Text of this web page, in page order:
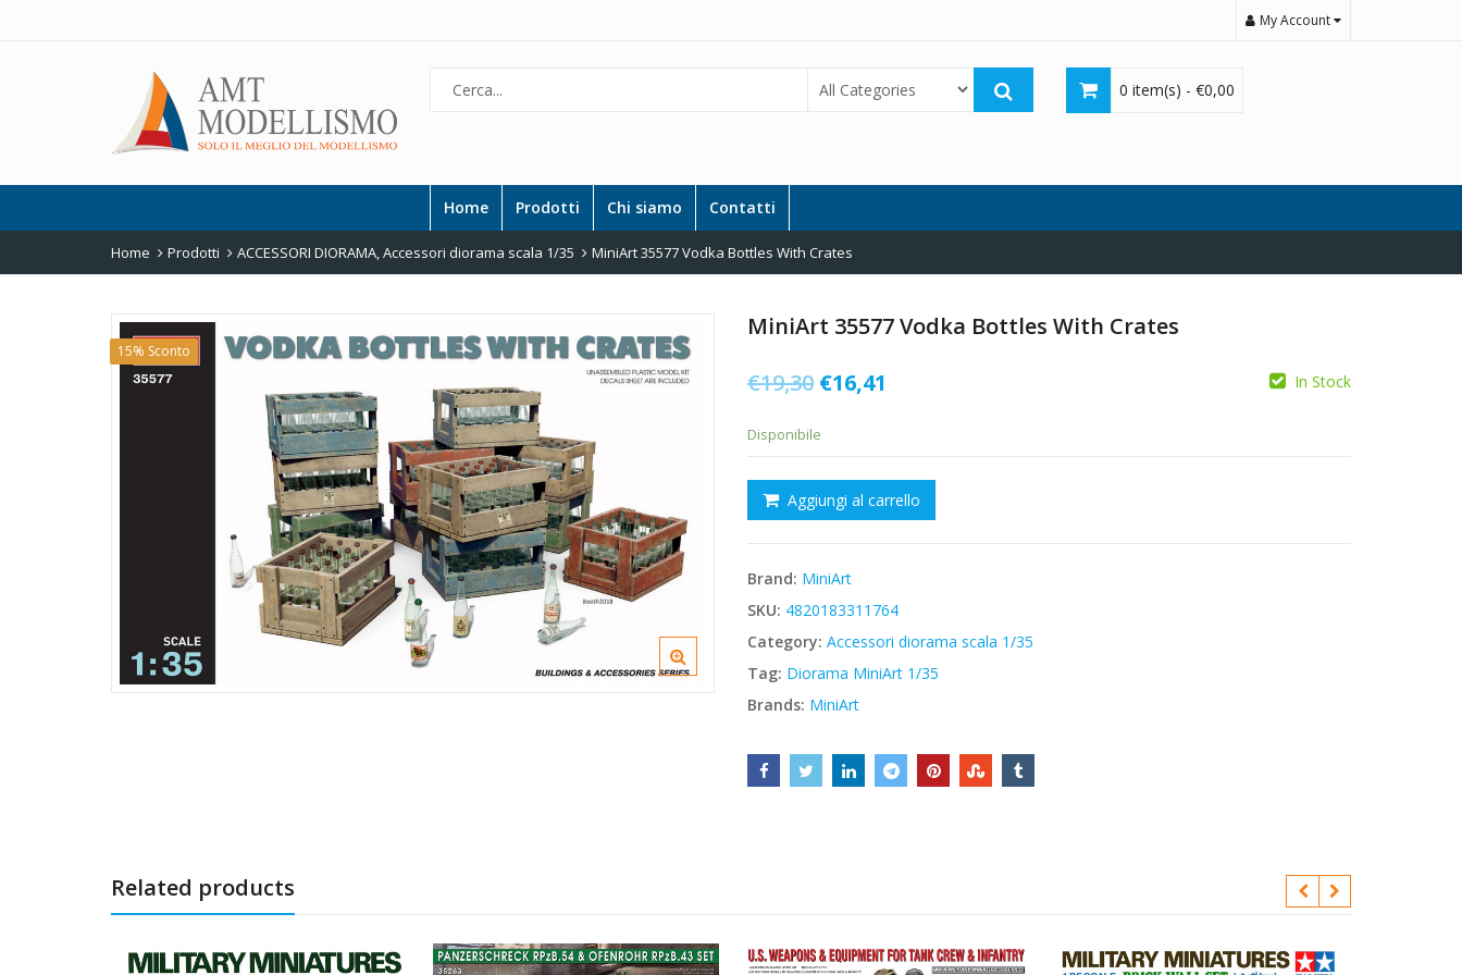
My Account
0 item(s) - €0,00
Home Prodotti Chi siamo Contatti
Home Prodotti ACCESSORI DIORAMA,Accessori diorama scala 1/35 MiniArt 35577 Vodka Bottles With Crates
15% Sconto
MiniArt 35577 Vodka Bottles With Crates
€19,30 Il
era:
€19,30.
€16,41
è:
€16,41.
In Stock
Disponibile
Aggiungi al carrello
Brand: MiniArt
SKU: 4820183311764
Category: Accessori diorama scala 1/35
Tag: Diorama MiniArt 1/35
Brands: MiniArt
Related products